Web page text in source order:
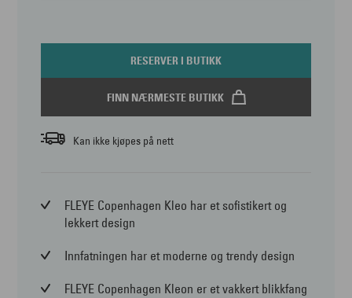
RESERVER I BUTIKK
FINN NÆRMESTE BUTIKK
Kan ikke kjøpes på nett
FLEYE Copenhagen Kleo har et sofistikert og
lekkert design
Innfatningen har et moderne og trendy design
FLEYE Copenhagen Kleon er et vakkert blikkfang